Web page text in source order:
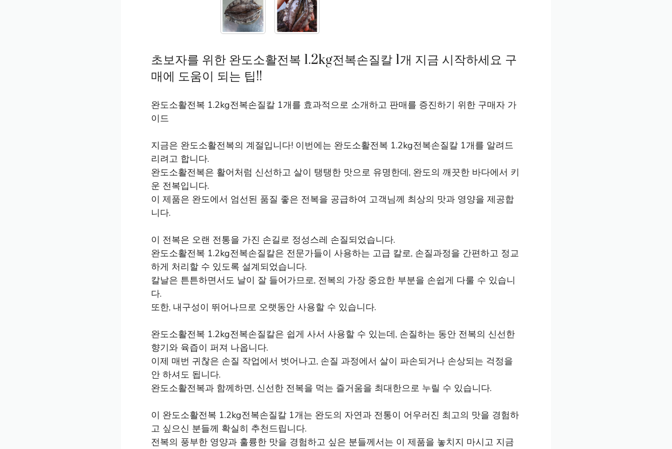
초보자를 위한 완도소활전복 1.2kg전복손질칼 1개 지금 시작하세요 구
매에 도움이 되는 팁!!
완도소활전복 1.2kg전복손질칼 1개를 효과적으로 소개하고 판매를 증진하기 위한 구매자 가
이드
지금은 완도소활전복의 계절입니다! 이번에는 완도소활전복 1.2kg전복손질칼 1개를 알려드
리려고 합니다.
완도소활전복은 활어처럼 신선하고 살이 탱탱한 맛으로 유명한데, 완도의 깨끗한 바다에서 키
운 전복입니다.
이 제품은 완도에서 엄선된 품질 좋은 전복을 공급하여 고객님께 최상의 맛과 영양을 제공합
니다.
이 전복은 오랜 전통을 가진 손길로 정성스레 손질되었습니다.
완도소활전복 1.2kg전복손질칼은 전문가들이 사용하는 고급 칼로, 손질과정을 간편하고 정교
하게 처리할 수 있도록 설계되었습니다.
칼날은 튼튼하면서도 날이 잘 들어가므로, 전복의 가장 중요한 부분을 손쉽게 다룰 수 있습니
다.
또한, 내구성이 뛰어나므로 오랫동안 사용할 수 있습니다.
완도소활전복 1.2kg전복손질칼은 쉽게 사서 사용할 수 있는데, 손질하는 동안 전복의 신선한
향기와 육즙이 퍼져 나옵니다.
이제 매번 귀찮은 손질 작업에서 벗어나고, 손질 과정에서 살이 파손되거나 손상되는 걱정을
안 하셔도 됩니다.
완도소활전복과 함께하면, 신선한 전복을 먹는 즐거움을 최대한으로 누릴 수 있습니다.
이 완도소활전복 1.2kg전복손질칼 1개는 완도의 자연과 전통이 어우러진 최고의 맛을 경험하
고 싶으신 분들께 확실히 추천드립니다.
전복의 풍부한 영양과 훌륭한 맛을 경험하고 싶은 분들께서는 이 제품을 놓치지 마시고 지금